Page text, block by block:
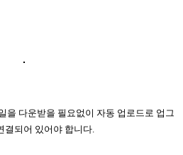
을 다운받을 필요없이 자동 업로드로 업그
결되어 있어야 합니다.